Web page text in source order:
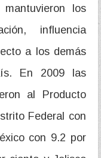
los
influencia
a los demás
En 2009 las
al Producto
Federal con
con 9.2 por